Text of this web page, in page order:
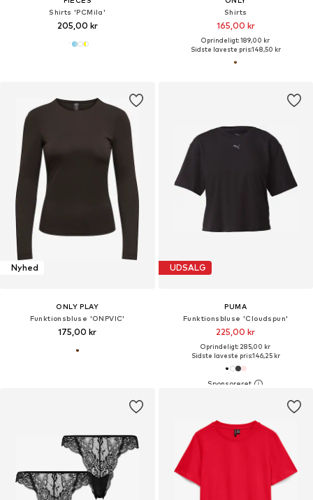
Shirts 'PCMila'
205,00 kr
Shirts
165,00 kr
Oprindeligt: 189,00 kr
Sidste laveste pris:148,50 kr
Nyhed
ONLY PLAY
Funktionsbluse 'ONPVIC'
175,00 kr
UDSALG
PUMA
Funktionsbluse 'Cloudspun'
225,00 kr
Oprindeligt: 285,00 kr
Sidste laveste pris:146,25 kr